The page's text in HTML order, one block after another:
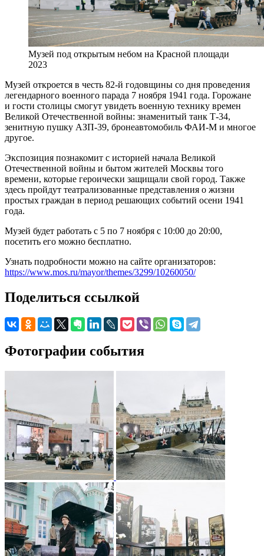
Музей под открытым небом на Красной площади
2023
Музей откроется в честь 82-й годовщины со дня проведения
легендарного военного парада 7 ноября 1941 года. Горожане
и гости столицы смогут увидеть военную технику времен
Великой Отечественной войны: знаменитый танк Т-34,
зенитную пушку АЗП-39, бронеавтомобиль ФАИ-М и многое
другое.
Экспозиция познакомит с историей начала Великой
Отечественной войны и бытом жителей Москвы того
времени, которые героически защищали свой город. Также
здесь пройдут театрализованные представления о жизни
простых граждан в период решающих событий осени 1941
года.
Музей будет работать с 5 по 7 ноября с 10:00 до 20:00,
посетить его можно бесплатно.
Узнать подробности можно на сайте организаторов:
https://www.mos.ru/mayor/themes/3299/10260050/
Поделиться ссылкой
Фотографии события